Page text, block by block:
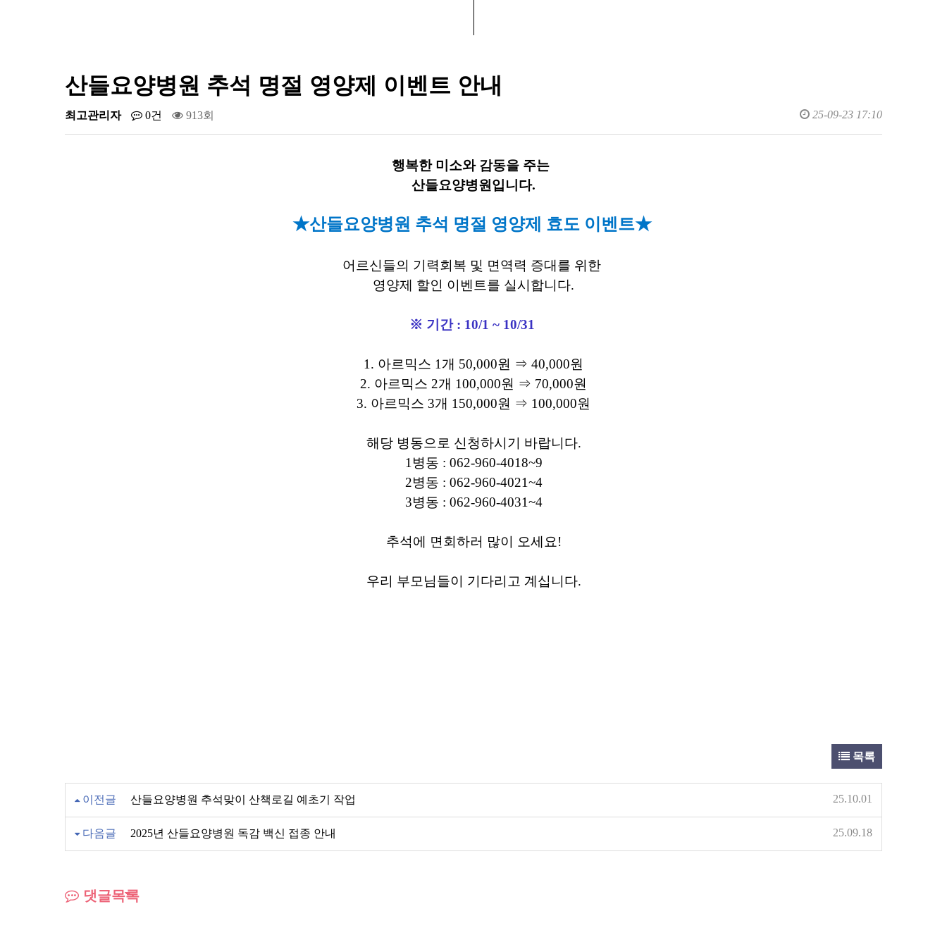
산들요양병원 추석 명절 영양제 이벤트 안내
최고관리자 0건 913회 25-09-23 17:10
​행복한 미소와 감동을 주는
산들요양병원입니다.
★산들요양병원 추석 명절 영양제 효도 이벤트★
어르신들의 기력회복 및 면역력 증대를 위한
영양제 할인 이벤트를 실시합니다.
※ 기간 : 10/1 ~ 10/31
1. 아르믹스 1개 50,000원 ⇒ 40,000원
2. 아르믹스 2개 100,000원 ⇒ 70,000원
3. 아르믹스 3개 150,000원 ⇒ 100,000원
해당 병동으로 신청하시기 바랍니다.
1병동 : 062-960-4018~9
2병동 : 062-960-4021~4
3병동 : 062-960-4031~4
추석에 면회하러 많이 오세요!
우리 부모님들이 기다리고 계십니다.
목록
이전글 산들요양병원 추석맞이 산책로길 예초기 작업 25.10.01
다음글 2025년 산들요양병원 독감 백신 접종 안내 25.09.18
댓글목록